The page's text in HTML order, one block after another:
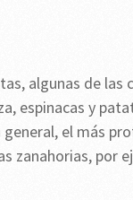
algunas de las
espinacas y
el más
zanahorias, por